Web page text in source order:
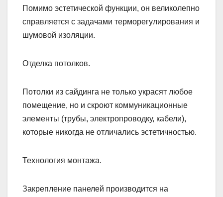
Помимо эстетической функции, он великолепно
справляется с задачами терморегулирования и
шумовой изоляции.
Отделка потолков.
Потолки из сайдинга не только украсят любое
помещение, но и скроют коммуникационные
элементы (трубы, электропроводку, кабели),
которые никогда не отличались эстетичностью.
Технология монтажа.
Закрепление панелей производится на